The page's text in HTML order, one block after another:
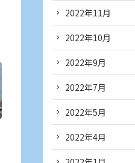
2022年11月
2022年10月
2022年9月
2022年7月
2022年5月
2022年4月